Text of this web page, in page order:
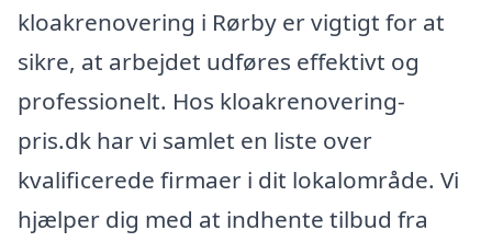
kloakrenovering i Rørby er vigtigt for at
sikre, at arbejdet udføres effektivt og
professionelt. Hos kloakrenovering-
pris.dk har vi samlet en liste over
kvalificerede firmaer i dit lokalområde. Vi
hjælper dig med at indhente tilbud fra